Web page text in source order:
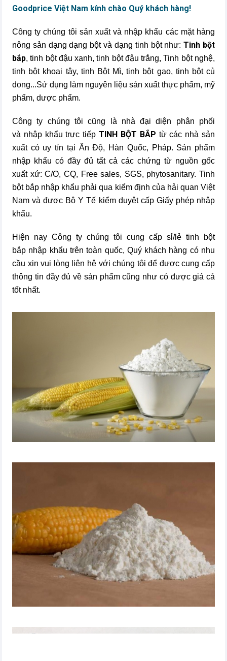
Goodprice Việt Nam kính chào Quý khách hàng!
Công ty chúng tôi sản xuất và nhập khẩu các mặt hàng
nông sản dạng dạng bột và dạng tinh bột như:Tinh bột
bắp, tinh bột đậu xanh, tinh bột đậu trắng, Tinh bột nghệ,
tinh bột khoai tây, tinh Bột Mì, tinh bột gạo, tinh bột củ
dong...Sử dụng làm nguyên liệu sản xuất thực phẩm, mỹ
phẩm, dược phẩm.
Công ty chúng tôi cũng là nhà đại diện phân phối
và nhập khẩu trực tiếpTINH BỘT BẮP từ các nhà sản
xuất có uy tín tại Ấn Độ, Hàn Quốc, Pháp. Sản phẩm
nhập khẩu có đầy đủ tất cả các chứng từ nguồn gốc
xuất xứ: C/O, CQ, Free sales, SGS, phytosanitary. Tinh
bột bắp nhập khẩu phải qua kiểm định của hải quan Việt
Nam và được Bộ Y Tế kiểm duyệt cấp Giấy phép nhập
khẩu.
Hiện nay Công ty chúng tôi cung cấp sỉ/lẻ tinh bột
bắp nhập khẩu trên toàn quốc, Quý khách hàng có nhu
cầu xin vui lòng liên hệ với chúng tôi để được cung cấp
thông tin đầy đủ về sản phẩm cũng như có được giá cả
tốt nhất.